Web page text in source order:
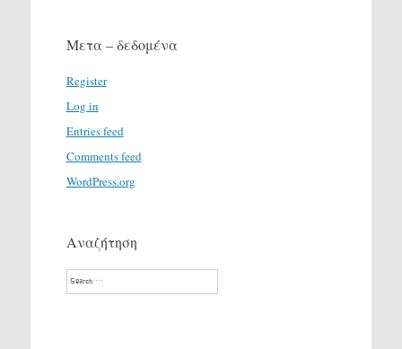
Μετα – δεδομένα
Register
Log in
Entries feed
Comments feed
WordPress.org
Αναζήτηση
Search